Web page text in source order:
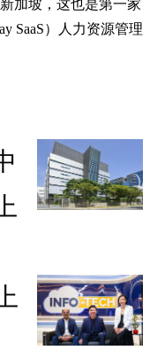
加坡，这也是第一家
SaaS）人力资源管理